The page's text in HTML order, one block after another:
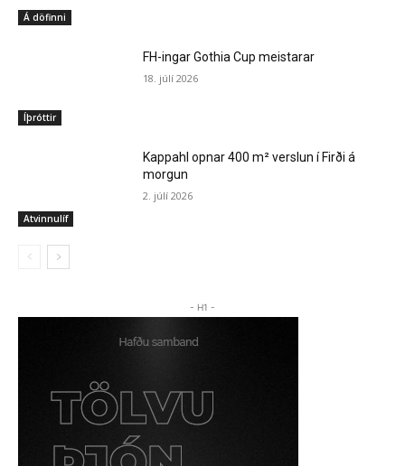
Á döfinni
Íþróttir
FH-ingar Gothia Cup meistarar
18. júlí 2026
Atvinnulíf
Kappahl opnar 400 m² verslun í Firði á
morgun
2. júlí 2026
- H1 -